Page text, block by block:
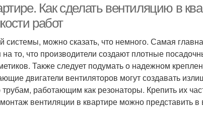
Как сделать вентиляцию в
работ
системы, можно сказать, что немного. Самая
то, что производители создают плотные
Также следует подумать о надежном
двигатели вентиляторов могут создавать
работающим как резонаторы. Крепить их
вентиляции в квартире можно представить